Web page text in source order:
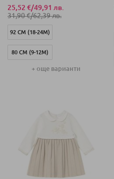
25,52 €/49,91 лв.
31,90 €/62,39 лв.
92 СМ (18-24М)
80 СМ (9-12М)
74 СМ (6-9М)
+ още варианти